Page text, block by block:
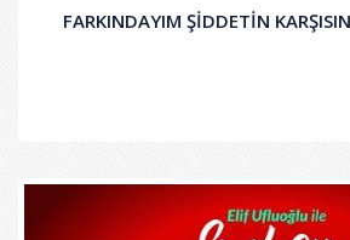
FARKINDAYIM ŞİDDETİN